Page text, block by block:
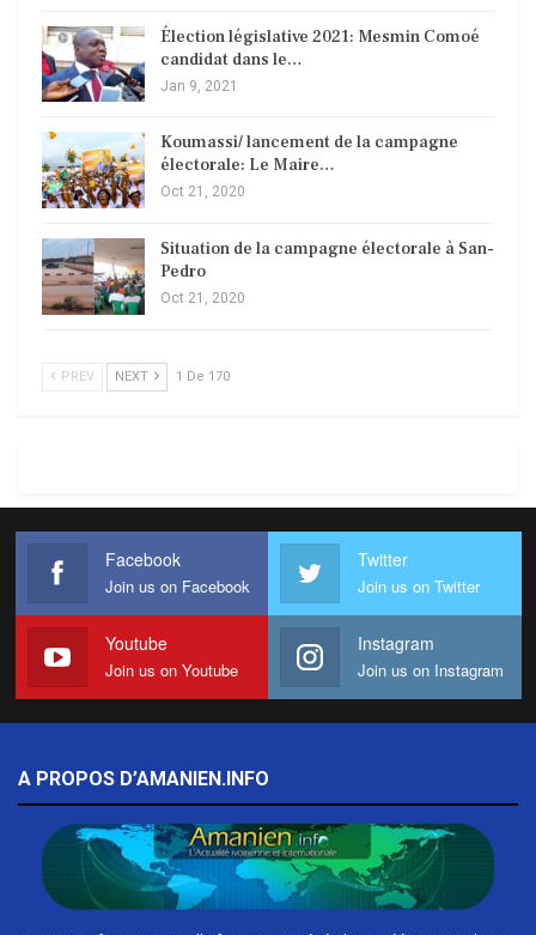
Élection législative 2021: Mesmin Comoé
candidat dans le…
Jan 9, 2021
Koumassi/ lancement de la campagne
électorale: Le Maire…
Oct 21, 2020
Situation de la campagne électorale à San-
Pedro
Oct 21, 2020
PREV NEXT 1 De 170
Facebook
Join us on Facebook
Twitter
Join us on Twitter
Youtube
Join us on Youtube
Instagram
Join us on Instagram
A PROPOS D’AMANIEN.INFO